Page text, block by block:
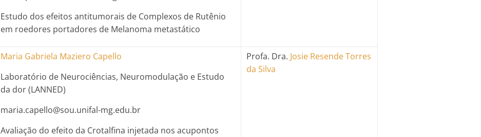
Estudo dos efeitos antitumorais de Complexos de Rutênio
em roedores portadores de Melanoma metastático
Maria Gabriela Maziero Capello
Laboratório de Neurociências, Neuromodulação e Estudo
da dor (LANNED)
maria.capello@sou.unifal-mg.edu.br
Avaliação do efeito da Crotalfina injetada nos acupontos
Profa. Dra. Josie Resende Torres
da Silva